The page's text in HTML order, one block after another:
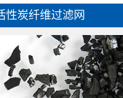
性炭纤维过滤网